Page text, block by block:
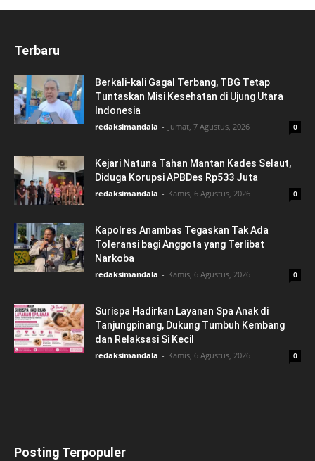
Terbaru
Berkali-kali Gagal Terbang, TBG Tetap
Tuntaskan Misi Kesehatan di Ujung Utara
Indonesia
redaksimandala - Jumat, 7 Agustus, 2026 0
Kejari Natuna Tahan Mantan Kades Selaut,
Diduga Korupsi APBDes Rp533 Juta
redaksimandala - Kamis, 6 Agustus, 2026 0
Kapolres Anambas Tegaskan Tak Ada
Toleransi bagi Anggota yang Terlibat
Narkoba
redaksimandala - Kamis, 6 Agustus, 2026 0
Surispa Hadirkan Layanan Spa Anak di
Tanjungpinang, Dukung Tumbuh Kembang
dan Relaksasi Si Kecil
redaksimandala - Kamis, 6 Agustus, 2026 0
Posting Terpopuler